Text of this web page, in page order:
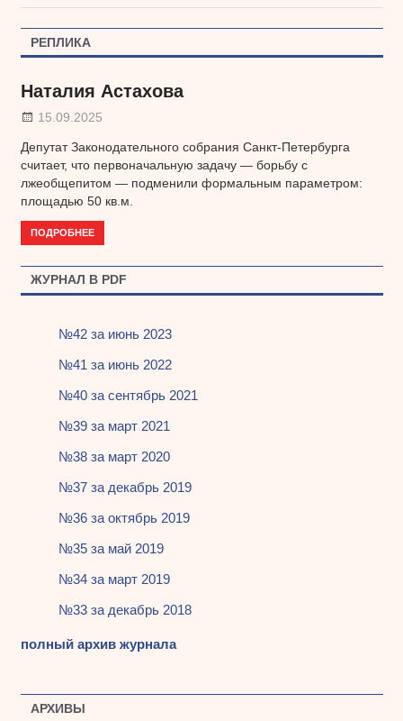
РЕПЛИКА
Наталия Астахова
15.09.2025
Депутат Законодательного собрания Санкт-Петербурга
считает, что первоначальную задачу — борьбу с
лжеобщепитом — подменили формальным параметром:
площадью 50 кв.м.
ПОДРОБНЕЕ
ЖУРНАЛ В PDF
№42 за июнь 2023
№41 за июнь 2022
№40 за сентябрь 2021
№39 за март 2021
№38 за март 2020
№37 за декабрь 2019
№36 за октябрь 2019
№35 за май 2019
№34 за март 2019
№33 за декабрь 2018
полный архив журнала
АРХИВЫ